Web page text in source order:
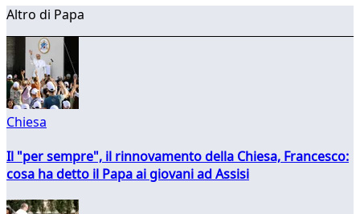
Altro di Papa
Chiesa
Il "per sempre", il rinnovamento della Chiesa, Francesco:
cosa ha detto il Papa ai giovani ad Assisi